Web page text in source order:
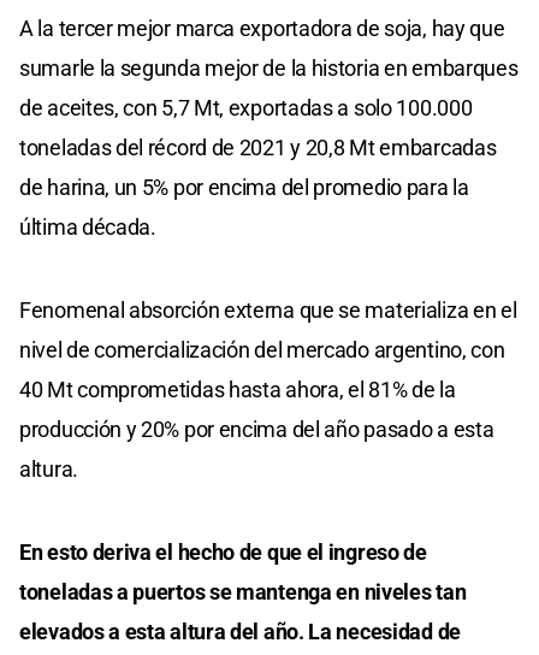
A la tercer mejor marca exportadora de soja, hay que
sumarle la segunda mejor de la historia en embarques
de aceites, con 5,7 Mt, exportadas a solo 100.000
toneladas del récord de 2021 y 20,8 Mt embarcadas
de harina, un 5% por encima del promedio para la
última década.
Fenomenal absorción externa que se materializa en el
nivel de comercialización del mercado argentino, con
40 Mt comprometidas hasta ahora, el 81% de la
producción y 20% por encima del año pasado a esta
altura.
En esto deriva el hecho de que el ingreso de
toneladas a puertos se mantenga en niveles tan
elevados a esta altura del año. La necesidad de